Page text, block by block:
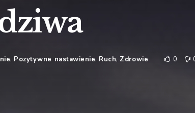
, Pozytywne nastawienie, Ruch, Zdrowie 0